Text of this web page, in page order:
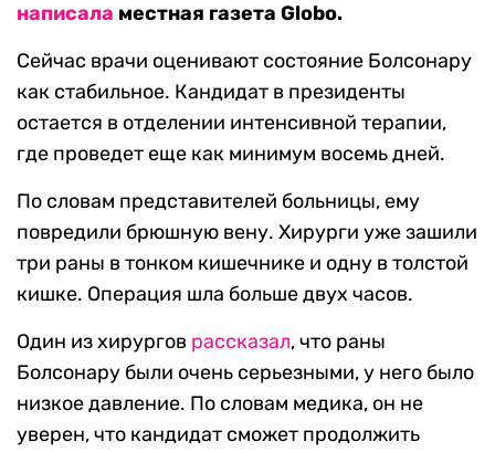
написала местная газета Globo.
Сейчас врачи оценивают состояние Болсонару
как стабильное. Кандидат в президенты
остается в отделении интенсивной терапии,
где проведет еще как минимум восемь дней.
По словам представителей больницы, ему
повредили брюшную вену. Хирурги уже зашили
три раны в тонком кишечнике и одну в толстой
кишке. Операция шла больше двух часов.
Один из хирургов рассказал, что раны
Болсонару были очень серьезными, у него было
низкое давление. По словам медика, он не
уверен, что кандидат сможет продолжить